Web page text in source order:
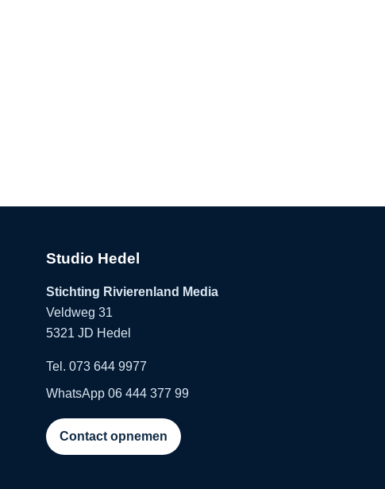
Studio Hedel
Stichting Rivierenland Media
Veldweg 31
5321 JD Hedel
Tel. 073 644 9977
WhatsApp 06 444 377 99
Contact opnemen